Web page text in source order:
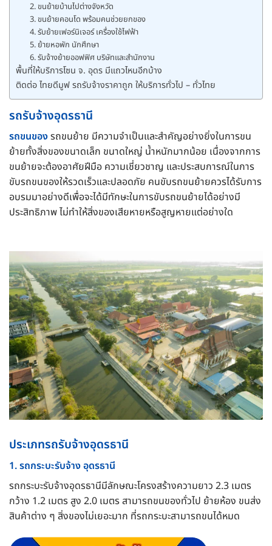
2. ขนย้ายบ้านไปต่างจังหวัด
3. ขนย้ายคอนโด พร้อมคนช่วยยกของ
4. รับย้ายเฟอร์นิเจอร์ เครื่องใช้ไฟฟ้า
5. ย้ายหอพัก นักศึกษา
6. รับจ้างย้ายออฟฟิศ บริษัทและสำนักงาน
พื้นที่ให้บริการโซน จ. อุดร มีแถวไหนอีกบ้าง
ติดต่อ ไทยดีมูฟ รถรับจ้างราคาถูก ให้บริการทั่วไป – ทั่วไทย
รถรับจ้างอุดรธานี
รถขนของรถขนย้าย มีความจำเป็นและสำคัญอย่างยิ่งในการขน
ย้ายทั้งสิ่งของขนาดเล็ก ขนาดใหญ่ น้ำหนักมากน้อย เนื่องจากการ
ขนย้ายจะต้องอาศัยฝีมือ ความเชี่ยวชาญ และประสบการณ์ในการ
ขับรถขนของให้รวดเร็วและปลอดภัย คนขับรถขนย้ายควรได้รับการ
อบรมมาอย่างดีเพื่อจะได้มีทักษะในการขับรถขนย้ายได้อย่างมี
ประสิทธิภาพ ไม่ทำให้สิ่งของเสียหายหรือสูญหายแต่อย่างใด
ประเภทรถรับจ้างอุดรธานี
1. รถกระบะรับจ้าง อุดรธานี
รถกระบะรับจ้างอุดรธานีมีลักษณะโครงสร้างความยาว 2.3 เมตร
กว้าง 1.2 เมตร สูง 2.0 เมตร สามารถขนของทั่วไป ย้ายห้อง ขนส่ง
สินค้าต่าง ๆ สิ่งของไม่เยอะมาก ที่รถกระบะสามารถขนได้หมด